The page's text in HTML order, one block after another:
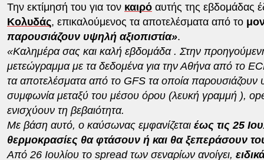
Την εκτίμησή του για τον καιρόαυτής της εβδομάδας
Κολυδάς, επικαλούμενος τα αποτελέσματα από το
παρουσιάζουν υψηλή αξιοπιστία».
«Καλημέρα σας και καλή εβδομάδα . Στην
μετεώγραμμα με τα δεδομένα για την Αθήνα από το
τα αποτελέσματα από το GFS τα οποία παρουσιάζουν
συμφωνία μεταξύ του μέσου όρου (λευκή γραμμή ),
ενισχύουν τη βεβαιότητα.
Με βάση αυτό, ο καύσωνας εμφανίζεται έως τις 25
θερμοκρασίες θα φτάσουν ή και θα ξεπεράσουν
Από 26 Ιουλίου το spread των σεναρίων ανοίγει,